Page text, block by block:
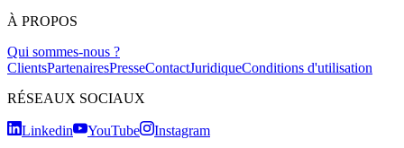
À PROPOS
Qui sommes-nous ?
ClientsPartenairesPresseContactJuridiqueConditions d'utilisation
RÉSEAUX SOCIAUX
Linkedin YouTube
Instagram